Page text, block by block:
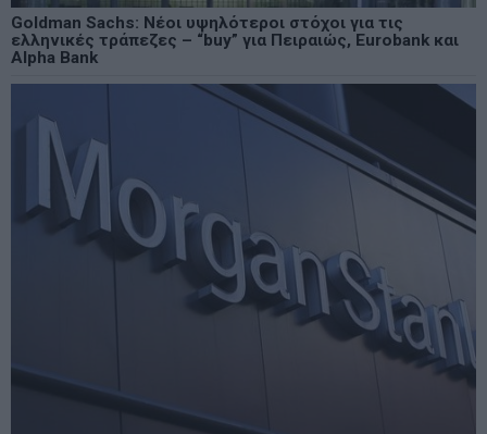
Goldman Sachs: Νέοι υψηλότεροι στόχοι για τις
ελληνικές τράπεζες – “buy” για Πειραιώς, Eurobank και
Alpha Bank